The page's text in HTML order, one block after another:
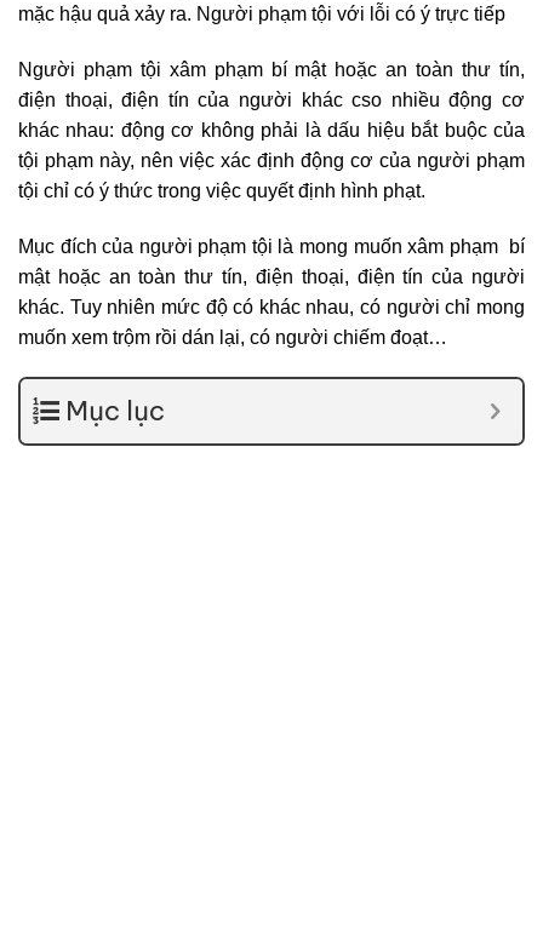
mặc hậu quả xảy ra. Người phạm tội với lỗi có ý trực tiếp
Người phạm tội xâm phạm bí mật hoặc an toàn thư tín,
điện thoại, điện tín của người khác cso nhiều động cơ
khác nhau: động cơ không phải là dấu hiệu bắt buộc của
tội phạm này, nên việc xác định động cơ của người phạm
tội chỉ có ý thức trong việc quyết định hình phạt.
Mục đích của người phạm tội là mong muốn xâm phạm bí
mật hoặc an toàn thư tín, điện thoại, điện tín của người
khác. Tuy nhiên mức độ có khác nhau, có người chỉ mong
muốn xem trộm rồi dán lại, có người chiếm đoạt…
Mục lục